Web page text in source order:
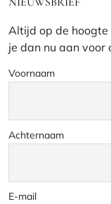
brei-
Altijd op de
je dan nu aan voor
Voornaam
Achternaam
E-mail